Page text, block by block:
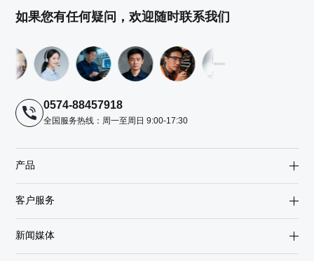
如果您有任何疑问，欢迎随时联系我们
0574-88457918
全国服务热线：周一至周日 9:00-17:30
产品
客户服务
新闻媒体